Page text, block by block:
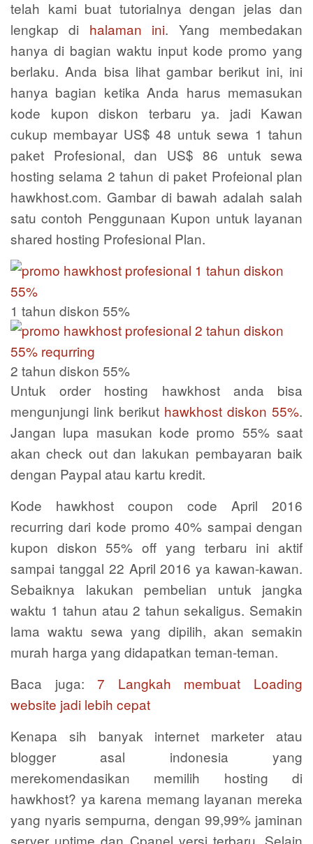
telah kami buat tutorialnya dengan jelas dan
lengkap di halaman ini. Yang membedakan
hanya di bagian waktu input kode promo yang
berlaku. Anda bisa lihat gambar berikut ini, ini
hanya bagian ketika Anda harus memasukan
kode kupon diskon terbaru ya. jadi Kawan
cukup membayar US$ 48 untuk sewa 1 tahun
paket Profesional, dan US$ 86 untuk sewa
hosting selama 2 tahun di paket Profeional plan
hawkhost.com. Gambar di bawah adalah salah
satu contoh Penggunaan Kupon untuk layanan
shared hosting Profesional Plan.
1 tahun diskon 55%
2 tahun diskon 55%
Untuk order hosting hawkhost anda bisa
mengunjungi link berikut hawkhost diskon 55%.
Jangan lupa masukan kode promo 55% saat
akan check out dan lakukan pembayaran baik
dengan Paypal atau kartu kredit.
Kode hawkhost coupon code April 2016
recurring dari kode promo 40% sampai dengan
kupon diskon 55% off yang terbaru ini aktif
sampai tanggal 22 April 2016 ya kawan-kawan.
Sebaiknya lakukan pembelian untuk jangka
waktu 1 tahun atau 2 tahun sekaligus. Semakin
lama waktu sewa yang dipilih, akan semakin
murah harga yang didapatkan teman-teman.
Baca juga:7 Langkah membuat Loading
website jadi lebih cepat
Kenapa sih banyak internet marketer atau
blogger asal indonesia yang
merekomendasikan memilih hosting di
hawkhost? ya karena memang layanan mereka
yang nyaris sempurna, dengan 99,99% jaminan
server uptime dan Cpanel versi terbaru. Selain